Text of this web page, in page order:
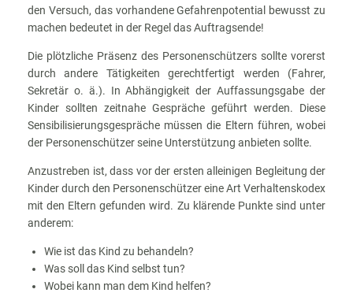
den Versuch, das vorhandene Gefahrenpotential bewusst zu
machen bedeutet in der Regel das Auftragsende!
Die plötzliche Präsenz des Personenschützers sollte vorerst
durch andere Tätigkeiten gerechtfertigt werden (Fahrer,
Sekretär o. ä.). In Abhängigkeit der Auffassungsgabe der
Kinder sollten zeitnahe Gespräche geführt werden. Diese
Sensibilisierungsgespräche müssen die Eltern führen, wobei
der Personenschützer seine Unterstützung anbieten sollte.
Anzustreben ist, dass vor der ersten alleinigen Begleitung der
Kinder durch den Personenschützer eine Art Verhaltenskodex
mit den Eltern gefunden wird. Zu klärende Punkte sind unter
anderem:
Wie ist das Kind zu behandeln?
Was soll das Kind selbst tun?
Wobei kann man dem Kind helfen?